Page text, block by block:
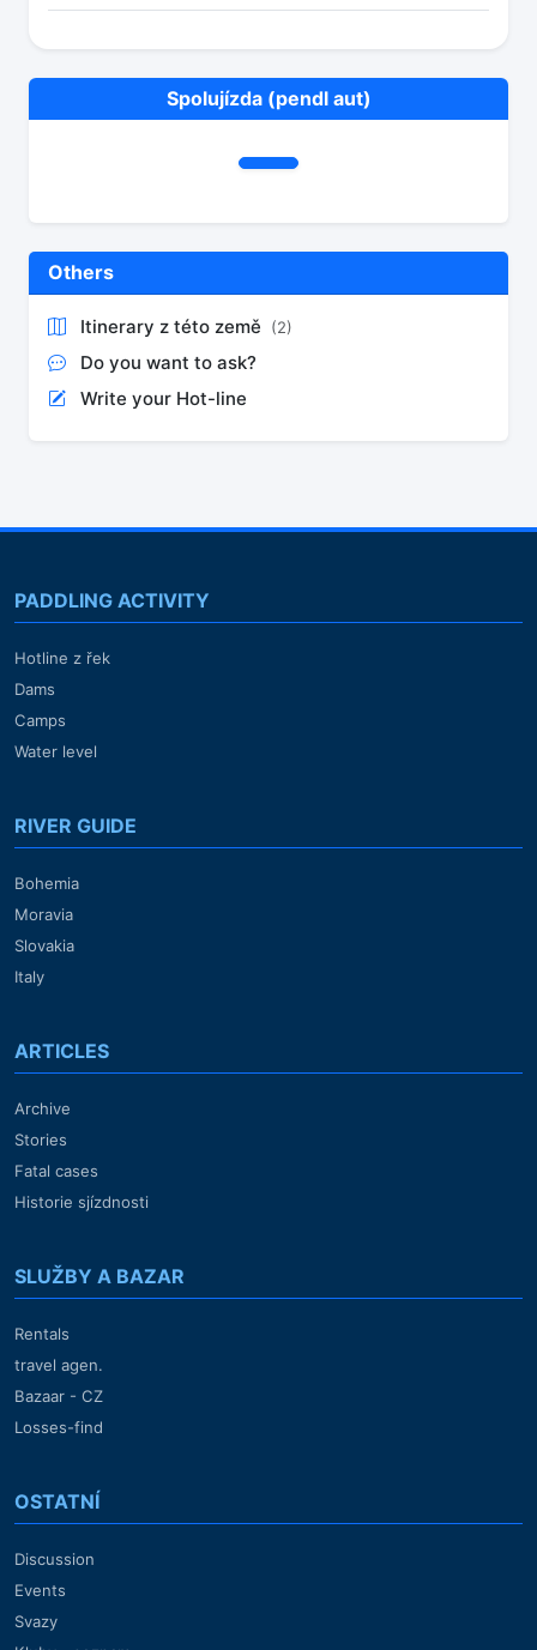
Spolujízda (pendl aut)
Others
Itinerary z této země (2)
Do you want to ask?
Write your Hot-line
PADDLING ACTIVITY
Hotline z řek
Dams
Camps
Water level
RIVER GUIDE
Bohemia
Moravia
Slovakia
Italy
ARTICLES
Archive
Stories
Fatal cases
Historie sjízdnosti
SLUŽBY A BAZAR
Rentals
travel agen.
Bazaar - CZ
Losses-find
OSTATNÍ
Discussion
Events
Svazy